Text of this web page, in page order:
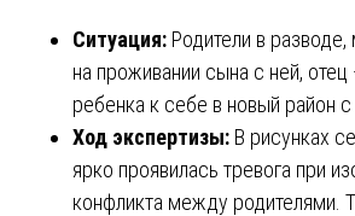
Ситуация: Родители в разводе,
на проживании сына с ней,
ребенка к себе в новый район
Ход экспертизы: В рисунках
ярко проявилась тревога при
конфликта между родителями.